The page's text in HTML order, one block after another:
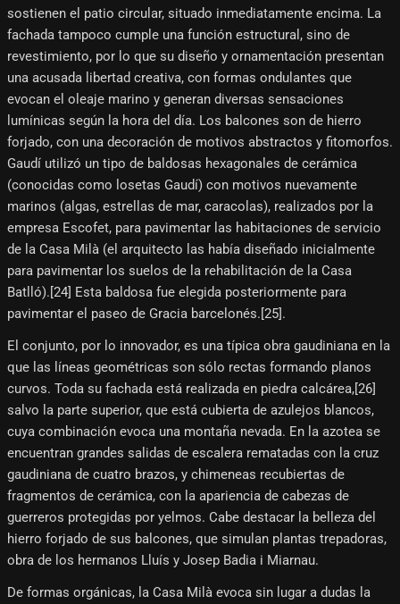
sostienen el patio circular, situado inmediatamente encima. La
fachada tampoco cumple una función estructural, sino de
revestimiento, por lo que su diseño y ornamentación presentan
una acusada libertad creativa, con formas ondulantes que
evocan el oleaje marino y generan diversas sensaciones
lumínicas según la hora del día. Los balcones son de hierro
forjado, con una decoración de motivos abstractos y fitomorfos.
Gaudí utilizó un tipo de baldosas hexagonales de cerámica
(conocidas como losetas Gaudí) con motivos nuevamente
marinos (algas, estrellas de mar, caracolas), realizados por la
empresa Escofet, para pavimentar las habitaciones de servicio
de la Casa Milà (el arquitecto las había diseñado inicialmente
para pavimentar los suelos de la rehabilitación de la Casa
Batlló).[24]​ Esta baldosa fue elegida posteriormente para
pavimentar el paseo de Gracia barcelonés.[25]​.
El conjunto, por lo innovador, es una típica obra gaudiniana en la
que las líneas geométricas son sólo rectas formando planos
curvos. Toda su fachada está realizada en piedra calcárea,[26]​
salvo la parte superior, que está cubierta de azulejos blancos,
cuya combinación evoca una montaña nevada. En la azotea se
encuentran grandes salidas de escalera rematadas con la cruz
gaudiniana de cuatro brazos, y chimeneas recubiertas de
fragmentos de cerámica, con la apariencia de cabezas de
guerreros protegidas por yelmos. Cabe destacar la belleza del
hierro forjado de sus balcones, que simulan plantas trepadoras,
obra de los hermanos Lluís y Josep Badia i Miarnau.
De formas orgánicas, la Casa Milà evoca sin lugar a dudas la